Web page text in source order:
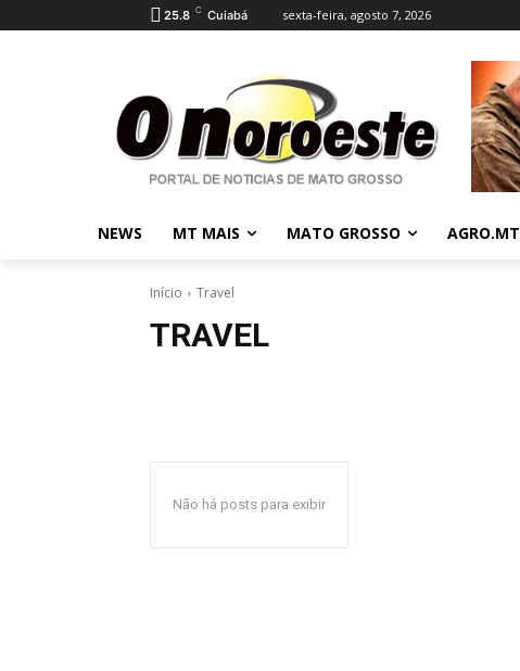
25.8 C Cuiabá sexta-feira, agosto 7, 2026
NEWS MT MAIS MATO GROSSO AGRO.MT
Início Travel
TRAVEL
Não há posts para exibir